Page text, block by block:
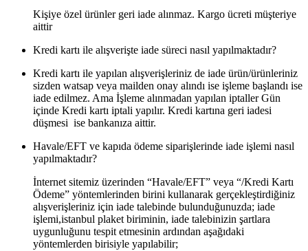
Kişiye özel ürünler geri iade alınmaz. Kargo ücreti müşteriye
aittir
Kredi kartı ile alışverişte iade süreci nasıl yapılmaktadır?
Kredi kartı ile yapılan alışverişleriniz de iade ürün/ürünleriniz
sizden watsap veya mailden onay alındı ise işleme başlandı ise
iade edilmez. Ama İşleme alınmadan yapılan iptaller Gün
içinde Kredi kartı iptali yapılır. Kredi kartına geri iadesi
düşmesi ise bankanıza aittir.
Havale/EFT ve kapıda ödeme siparişlerinde iade işlemi nasıl
yapılmaktadır?
İnternet sitemiz üzerinden “Havale/EFT” veya “/Kredi Kartı
Ödeme” yöntemlerinden birini kullanarak gerçekleştirdiğiniz
alışverişleriniz için iade talebinde bulunduğunuzda; iade
işlemi,istanbul plaket biriminin, iade talebinizin şartlara
uygunluğunu tespit etmesinin ardından aşağıdaki
yöntemlerden birisiyle yapılabilir;